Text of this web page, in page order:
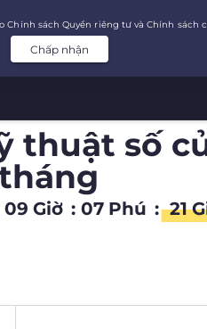
thuật số
09 Giờ : 07 Phú : 20